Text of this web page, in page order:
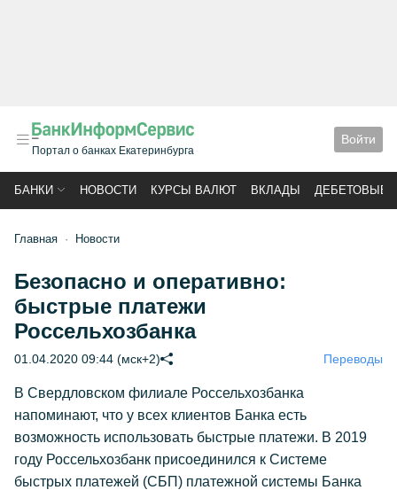
Портал о банках Екатеринбурга
Войти
БАНКИ НОВОСТИ КУРСЫ ВАЛЮТ ВКЛАДЫ ДЕБЕТОВЫЕ
Главная Новости
Безопасно и оперативно:
быстрые платежи
Россельхозбанка
01.04.2020 09:44 (мск+2) Переводы
В Свердловском филиале Россельхозбанка
напоминают, что у всех клиентов Банка есть
возможность использовать быстрые платежи. В 2019
году Россельхозбанк присоединился к Системе
быстрых платежей (СБП) платежной системы Банка